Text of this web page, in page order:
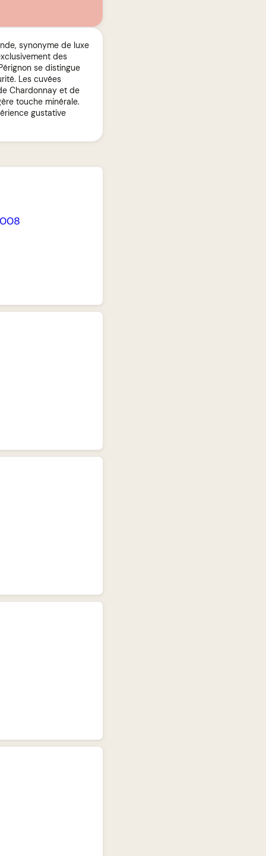
synonyme de luxe
des
se distingue
Les cuvées
Chardonnay et de
touche minérale.
gustative